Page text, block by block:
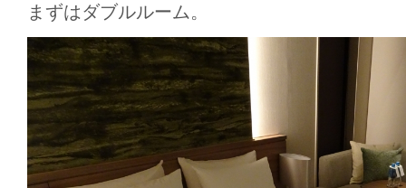
まずはダブルルーム。